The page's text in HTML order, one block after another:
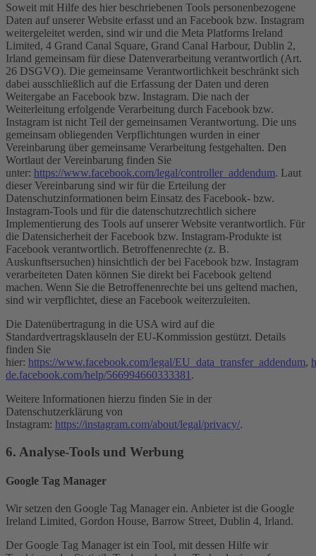
Soweit mit Hilfe des hier beschriebenen Tools personenbezogene
Daten auf unserer Website erfasst und an Facebook bzw. Instagram
weitergeleitet werden, sind wir und die Meta Platforms Ireland
Limited, 4 Grand Canal Square, Grand Canal Harbour, Dublin 2,
Irland gemeinsam für diese Datenverarbeitung verantwortlich (Art.
26 DSGVO). Die gemeinsame Verantwortlichkeit beschränkt sich
dabei ausschließlich auf die Erfassung der Daten und deren
Weitergabe an Facebook bzw. Instagram. Die nach der
Weiterleitung erfolgende Verarbeitung durch Facebook bzw.
Instagram ist nicht Teil der gemeinsamen Verantwortung. Die uns
gemeinsam obliegenden Verpflichtungen wurden in einer
Vereinbarung über gemeinsame Verarbeitung festgehalten. Den
Wortlaut der Vereinbarung finden Sie
unter: https://www.facebook.com/legal/controller_addendum. Laut
dieser Vereinbarung sind wir für die Erteilung der
Datenschutzinformationen beim Einsatz des Facebook- bzw.
Instagram-Tools und für die datenschutzrechtlich sichere
Implementierung des Tools auf unserer Website verantwortlich. Für
die Datensicherheit der Facebook bzw. Instagram-Produkte ist
Facebook verantwortlich. Betroffenenrechte (z. B.
Auskunftsersuchen) hinsichtlich der bei Facebook bzw. Instagram
verarbeiteten Daten können Sie direkt bei Facebook geltend
machen. Wenn Sie die Betroffenenrechte bei uns geltend machen,
sind wir verpflichtet, diese an Facebook weiterzuleiten.
Die Datenübertragung in die USA wird auf die
Standardvertragsklauseln der EU-Kommission gestützt. Details
finden Sie
hier: https://www.facebook.com/legal/EU_data_transfer_addendum,
de.facebook.com/help/566994660333381 .
Weitere Informationen hierzu finden Sie in der
Datenschutzerklärung von
Instagram: https://instagram.com/about/legal/privacy/.
6. Analyse-Tools und Werbung
Google Tag Manager
Wir setzen den Google Tag Manager ein. Anbieter ist die Google
Ireland Limited, Gordon House, Barrow Street, Dublin 4, Irland.
Der Google Tag Manager ist ein Tool, mit dessen Hilfe wir